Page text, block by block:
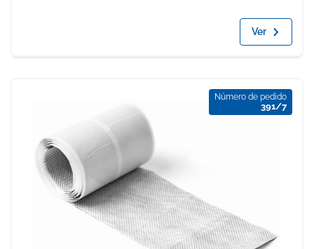
Ver
Número de pedido
391/7